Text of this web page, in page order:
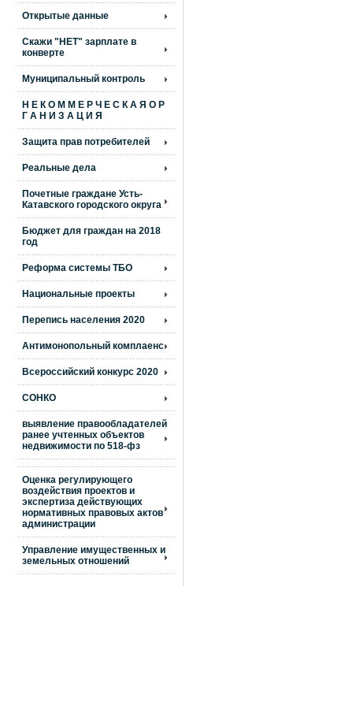
Открытые данные
Скажи "НЕТ" зарплате в
конверте
Муниципальный контроль
Н Е К О М М Е Р Ч Е С К А Я О Р
Г А Н И З А Ц И Я
Защита прав потребителей
Реальные дела
Почетные граждане Усть-
Катавского городского округа
Бюджет для граждан на 2018
год
Реформа системы ТБО
Национальные проекты
Перепись населения 2020
Антимонопольный комплаенс
Всероссийский конкурс 2020
СОНКО
выявление правообладателей
ранее учтенных объектов
недвижимости по 518-фз
Оценка регулирующего
воздействия проектов и
экспертиза действующих
нормативных правовых актов
администрации
Управление имущественных и
земельных отношений